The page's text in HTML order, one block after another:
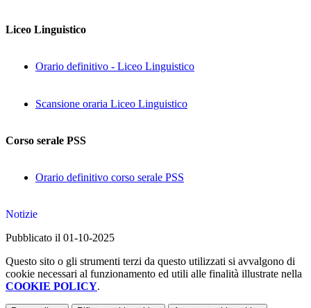
Liceo Linguistico
Orario definitivo - Liceo Linguistico
Scansione oraria Liceo Linguistico
Corso serale PSS
Orario definitivo corso serale PSS
Notizie
Pubblicato il 01-10-2025
Questo sito o gli strumenti terzi da questo utilizzati si avvalgono di
cookie necessari al funzionamento ed utili alle finalità illustrate nella
COOKIE POLICY.